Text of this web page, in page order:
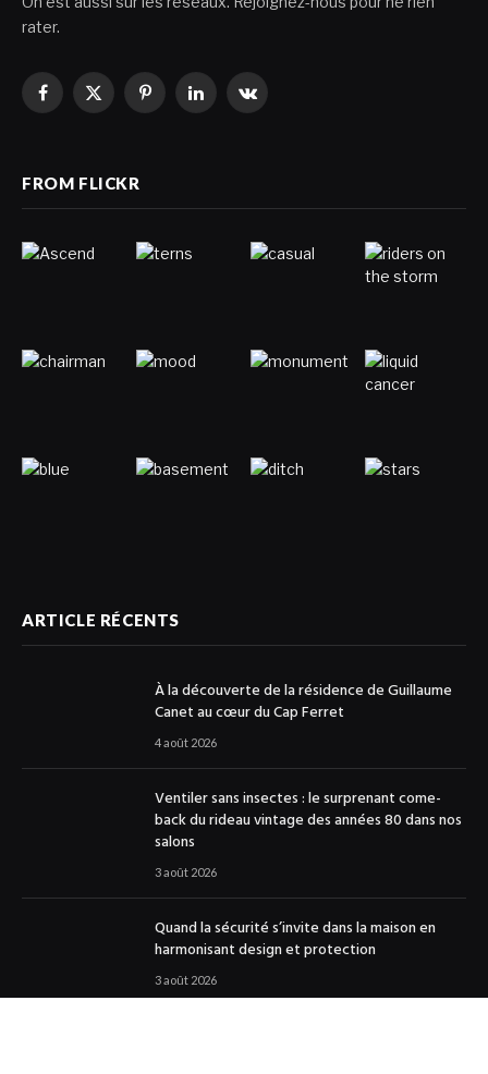
rater.
Facebook
X
PinterestLinkedInVKontakte
FROM FLICKR
ARTICLE RÉCENTS
À la découverte de la résidence de Guillaume
Canet au cœur du Cap Ferret
4 août 2026
Ventiler sans insectes : le surprenant come-
back du rideau vintage des années 80 dans nos
salons
3 août 2026
Quand la sécurité s’invite dans la maison en
harmonisant design et protection
3 août 2026